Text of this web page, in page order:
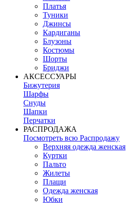
Платья
Туники
Джинсы
Кардиганы
Блузоны
Костюмы
Шорты
Бриджи
АКСЕССУАРЫ
Бижутерия
Шарфы
Снуды
Шапки
Перчатки
РАСПРОДАЖА
Посмотреть всю Распродажу
Верхняя одежда женская
Куртки
Пальто
Жилеты
Плащи
Одежда женская
Юбки